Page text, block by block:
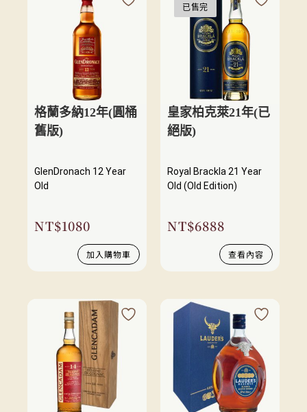
格蘭多納12年(圓桶
舊版)
GlenDronach 12 Year
Old
NT$1080
加入購物車
已售完
皇家柏克萊21年(已
絕版)
Royal Brackla 21 Year
Old (Old Edition)
NT$6888
查看內容